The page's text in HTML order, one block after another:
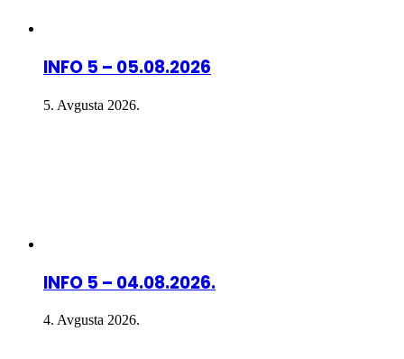
INFO 5 – 05.08.2026
5. Avgusta 2026.
INFO 5 – 04.08.2026.
4. Avgusta 2026.